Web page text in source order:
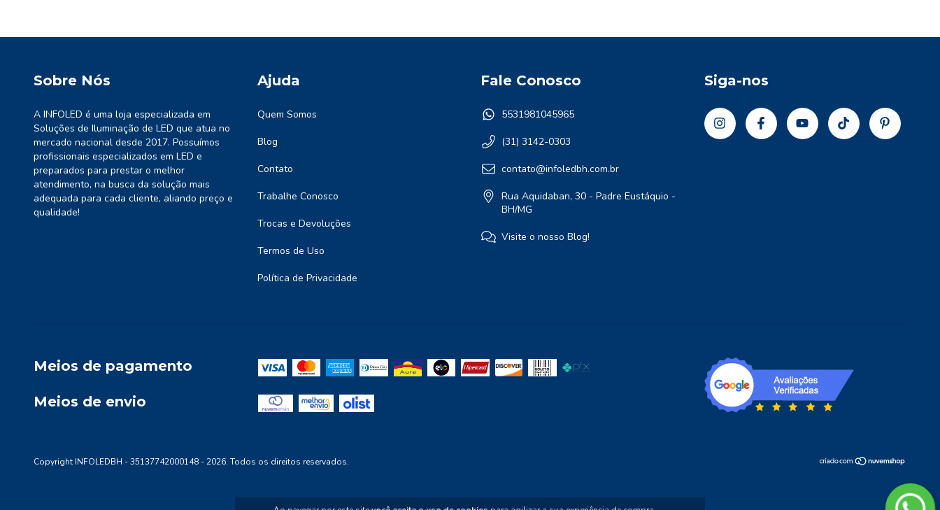
Sobre Nós
A INFOLED é uma loja especializada em
Soluções de Iluminação de LED que atua no
mercado nacional desde 2017. Possuímos
profissionais especializados em LED e
preparados para prestar o melhor
atendimento, na busca da solução mais
adequada para cada cliente, aliando preço e
qualidade!
Ajuda
Quem Somos
Blog
Contato
Trabalhe Conosco
Trocas e Devoluções
Termos de Uso
Política de Privacidade
Fale Conosco
5531981045965
(31) 3142-0303
contato@infoledbh.com.br
Rua Aquidaban, 30 - Padre Eustáquio -
BH/MG
Visite o nosso Blog!
Siga-nos
Meios de pagamento
Meios de envio
Copyright INFOLEDBH - 35137742000148 - 2026. Todos os direitos reservados.